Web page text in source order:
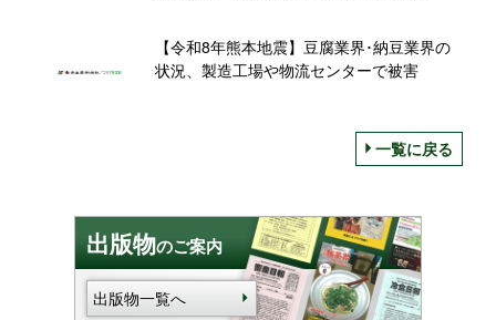
【令和8年熊本地震】豆腐業界･納豆業界の
状況、製造工場や物流センターで被害
一覧に戻る
出版物のご案内
出版物一覧へ